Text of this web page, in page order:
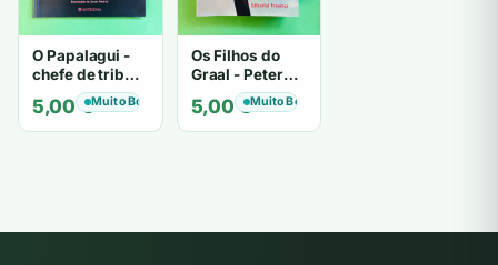
O Papalagui -
chefe de tribo
de tiavéa
5,00€Muito Bom
Os Filhos do
Graal - Peter
Berling
5,00€Muito Bom